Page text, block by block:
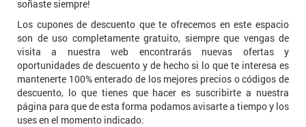
soñaste siempre!
Los cupones de descuento que te ofrecemos en este espacio
son de uso completamente gratuito, siempre que vengas de
visita a nuestra web encontrarás nuevas ofertas y
oportunidades de descuento y de hecho si lo que te interesa es
mantenerte 100% enterado de los mejores precios o códigos de
descuento, lo que tienes que hacer es suscribirte a nuestra
página para que de esta forma podamos avisarte a tiempo y los
uses en el momento indicado.